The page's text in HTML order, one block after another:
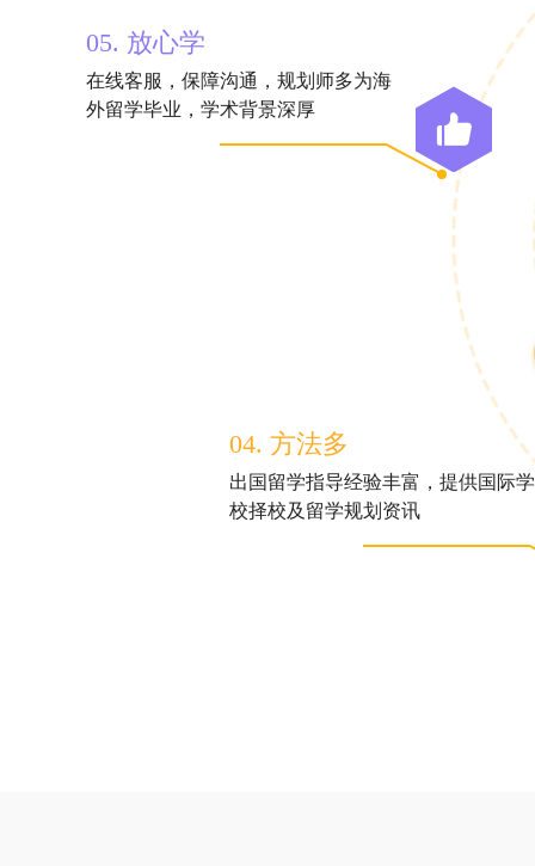
04. 方法多
出国留学指导经验丰富，提供国际学
校择校及留学规划资讯
05. 放心学
在线客服，保障沟通，规划师多为海
外留学毕业，学术背景深厚